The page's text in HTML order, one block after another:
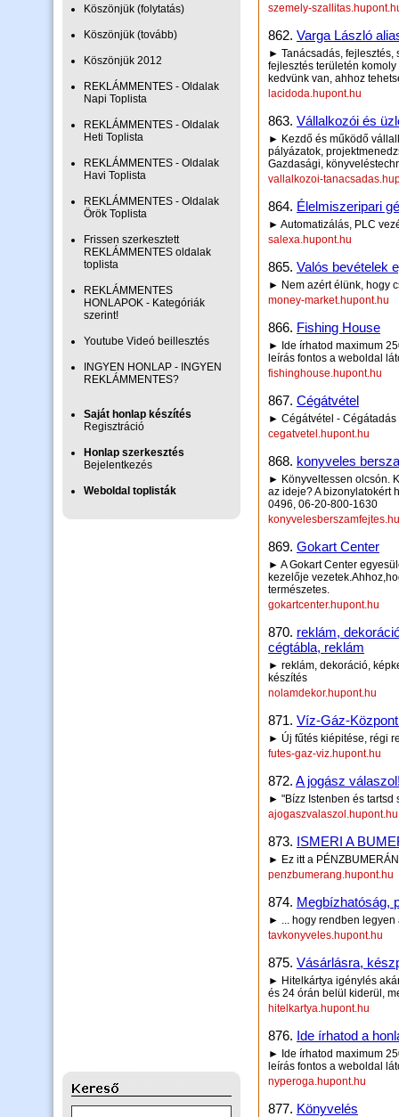
Köszönjük (folytatás)
Köszönjük (tovább)
Köszönjük 2012
REKLÁMMENTES - Oldalak
Napi Toplista
REKLÁMMENTES - Oldalak
Heti Toplista
REKLÁMMENTES - Oldalak
Havi Toplista
REKLÁMMENTES - Oldalak
Örök Toplista
Frissen szerkesztett
REKLÁMMENTES oldalak
toplista
REKLÁMMENTES
HONLAPOK - Kategóriák
szerint!
Youtube Videó beillesztés
INGYEN HONLAP - INGYEN
REKLÁMMENTES?
Saját honlap készítés
Regisztráció
Honlap szerkesztés
Bejelentkezés
Weboldal toplisták
szemely-
862. Varga László
► Tanácsadás, fejlesztés,
fejlesztés területén
kedvünk van, ahhoz
lacidoda.hupont.hu
863. Vállalkozói és
► Kezdő és működő
pályázatok,
Gazdasági,
vallalkozoi-
864. Élelmiszeripari
► Automatizálás, PLC
salexa.hupont.hu
865. Valós bevételek
► Nem azért élünk, hogy
money-market.hupont.hu
866. Fishing House
► Ide írhatod maximum
leírás fontos a weboldal
fishinghouse.hupont.hu
867. Cégátvétel
► Cégátvétel -
cegatvetel.hupont.hu
868. konyveles
► Könyveltessen olcsón.
az ideje? A bizonylatokért
0496, 06-20-800-1630
869. Gokart Center
► A Gokart Center
kezelője
természetes.
gokartcenter.hupont.hu
870. reklám,
cégtábla, reklám
► reklám, dekoráció,
készítés
nolamdekor.hupont.hu
871. Víz-Gáz-
► Új fűtés kiépitése, régi
futes-gaz-viz.hupont.hu
872. A jogász
► "Bízz Istenben és tartsd
ajogaszvalaszol.hupont.hu
873. ISMERI A
► Ez itt a
penzbumerang.hupont.hu
874. Megbízhatóság,
► ... hogy rendben legyen
tavkonyveles.hupont.hu
875. Vásárlásra,
► Hitelkártya igénylés
és 24 órán belül kiderül,
hitelkartya.hupont.hu
876. Ide írhatod a
► Ide írhatod maximum
leírás fontos a weboldal
nyperoga.hupont.hu
877. Könyvelés